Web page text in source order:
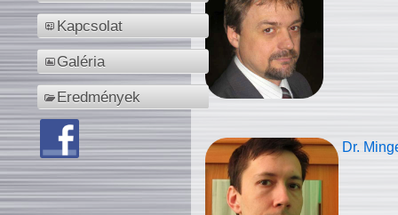
Kapcsolat
Galéria
Eredmények
Dr.